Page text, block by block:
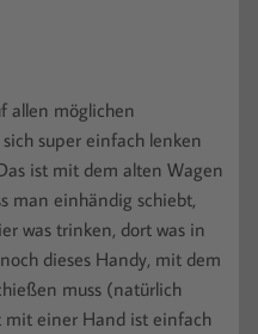
allen möglichen
super einfach lenken
ist mit dem alten Wagen
man einhändig schiebt,
was trinken, dort was in
dieses Handy, mit dem
muss (natürlich
mit einer Hand ist einfach